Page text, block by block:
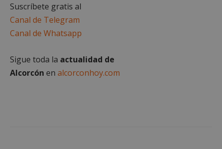
Suscríbete gratis al
Canal de Telegram
Canal de Whatsapp
Sigue toda la actualidad de
Alcorcón en alcorconhoy.com